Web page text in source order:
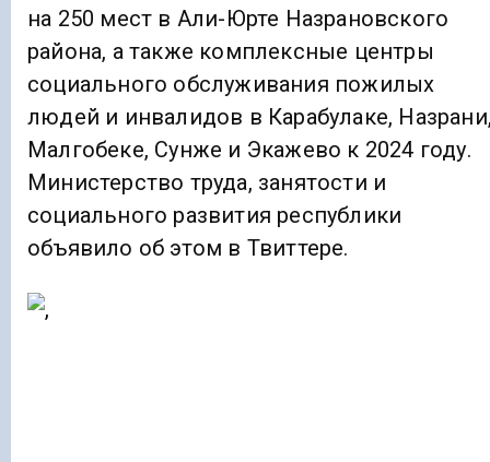
на 250 мест в Али-Юрте Назрановского
района, а также комплексные центры
социального обслуживания пожилых
людей и инвалидов в Карабулаке,
Малгобеке, Сунже и Экажево к 2024 году.
Министерство труда, занятости и
социального развития республики
объявило об этом в Твиттере.